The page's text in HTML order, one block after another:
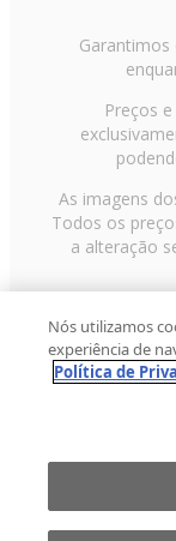
Preços
As imagens
Todos os
a alteração
Paulo/SP,
2013 Fast
Nós utilizamos
experiência de
Política de